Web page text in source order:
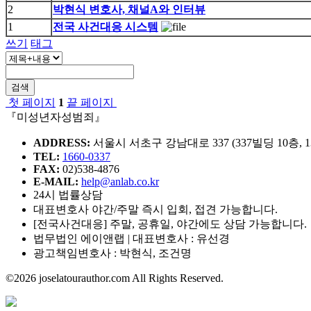
2
박현식 변호사, 채널A와 인터뷰
1
전국 사건대응 시스템
쓰기
태그
검색
첫 페이지 1 끝 페이지
『미성년자성범죄』
ADDRESS: 서울시 서초구 강남대로 337 (337빌딩 10층,
TEL: 1660-0337
FAX: 02)538-4876
E-MAIL: help@anlab.co.kr
24시 법률상담
대표변호사 야간/주말 즉시 입회, 접견 가능합니다.
[전국사건대응] 주말, 공휴일, 야간에도 상담 가능합니다.
법무법인 에이앤랩 | 대표변호사 : 유선경
광고책임변호사 : 박현식, 조건명
©2026 joselatourauthor.com All Rights Reserved.